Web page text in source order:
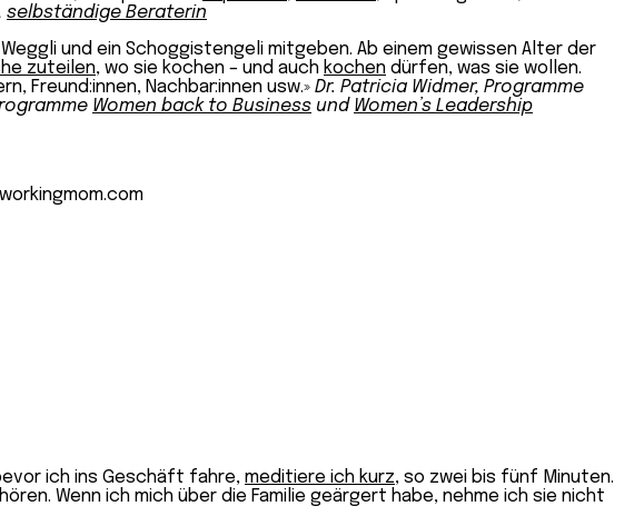
selbständige Beraterin
und ein Schoggistengeli mitgeben. Ab einem gewissen Alter der
zuteilen, wo sie kochen – und auch kochen dürfen, was sie wollen.
Freund:innen, Nachbar:innen usw.» Dr. Patricia Widmer, Programme
Women back to Business und Women’s Leadership
ich ins Geschäft fahre, meditiere ich kurz, so zwei bis fünf Minuten.
Wenn ich mich über die Familie geärgert habe, nehme ich sie nicht